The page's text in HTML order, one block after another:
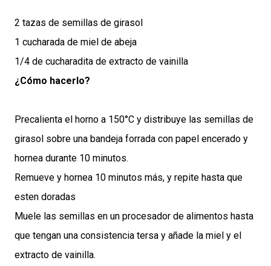
2 tazas de semillas de girasol
1 cucharada de miel de abeja
1/4 de cucharadita de extracto de vainilla
¿Cómo hacerlo?
Precalienta el horno a 150°C y distribuye las semillas de
girasol sobre una bandeja forrada con papel encerado y
hornea durante 10 minutos.
Remueve y hornea 10 minutos más, y repite hasta que
esten doradas
Muele las semillas en un procesador de alimentos hasta
que tengan una consistencia tersa y añade la miel y el
extracto de vainilla.